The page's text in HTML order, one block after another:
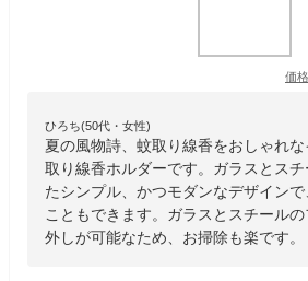
価
ひろち(50代・女性)
夏の風物詩、蚊取り線香をおしゃれ
取り線香ホルダーです。ガラスとス
たシンプル、かつモダンなデザイン
こともできます。ガラスとスチール
外しが可能なため、お掃除も楽です。